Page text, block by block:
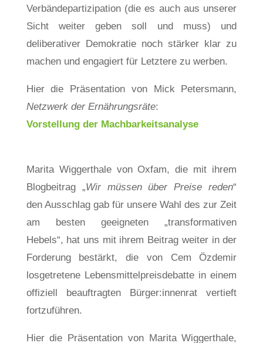
Verbändepartizipation (die es auch aus unserer
Sicht weiter geben soll und muss) und
deliberativer Demokratie noch stärker klar zu
machen und engagiert für Letztere zu werben.
Hier die Präsentation von Mick Petersmann,
Netzwerk der Ernährungsräte:
Vorstellung der Machbarkeitsanalyse
Marita Wiggerthale von Oxfam, die mit ihrem
Blogbeitrag „Wir müssen über Preise reden“
den Ausschlag gab für unsere Wahl des zur Zeit
am besten geeigneten „transformativen
Hebels“, hat uns mit ihrem Beitrag weiter in der
Forderung bestärkt, die von Cem Özdemir
losgetretene Lebensmittelpreisdebatte in einem
offiziell beauftragten Bürger:innenrat vertieft
fortzuführen.
Hier die Präsentation von Marita Wiggerthale,